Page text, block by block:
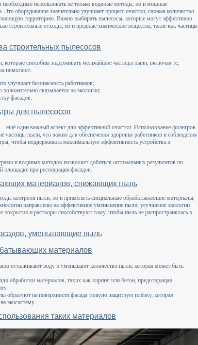
необходимо использовать не только водяные методы, но и мощные
оборудование значительно улучшает процесс очистки, снижая количество
территорию. Важно выбирать пылесосы, которые могут эффективно
строительные отходы, но и вредные химические вещества, такие как частицы
строительных пылесосов
способны задерживать мельчайшие частицы пыли, включая те,
помогают:
улучшает безопасность работников;
сказывается на экологии;
фасадов.
для пылесосов
ещё один важный аспект для эффективной очистки. Использование фильтров
частицы пыли, что важно для обеспечения здоровья работников и соблюдения
чтобы поддерживать максимальную эффективность устройства и
и водяных методов позволяет добиться оптимальных результатов по
площадке при реставрации фасадов.
материалов, снижающих пыль
контроля пыли, но и применять специальные обрабатывающие материалы,
направлены на эффективное уменьшение пыли, улучшение экологии
и растворы способствуют тому, чтобы пыль не распространялась в
уменьшающие пыль
материалов
отталкивают воду и уменьшают количество пыли, которая может быть
обработки материалов, таких как кирпич или бетон, предотвращая
образуют на поверхности фасада тонкую защитную плёнку, которая
экосистему.
таких материалов